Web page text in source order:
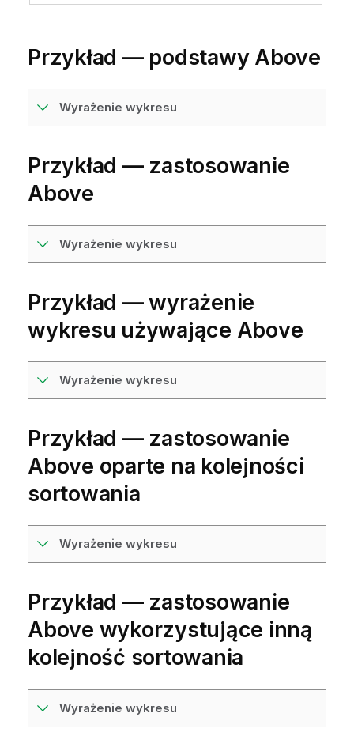
Przykład — podstawy Above
Wyrażenie wykresu
Przykład — zastosowanie
Above
Wyrażenie wykresu
Przykład — wyrażenie
wykresu używające Above
Wyrażenie wykresu
Przykład — zastosowanie
Above oparte na kolejności
sortowania
Wyrażenie wykresu
Przykład — zastosowanie
Above wykorzystujące inną
kolejność sortowania
Wyrażenie wykresu